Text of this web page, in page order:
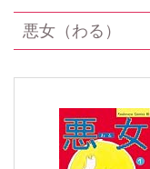
悪女（わる）